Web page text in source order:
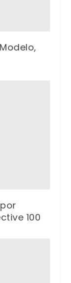
100